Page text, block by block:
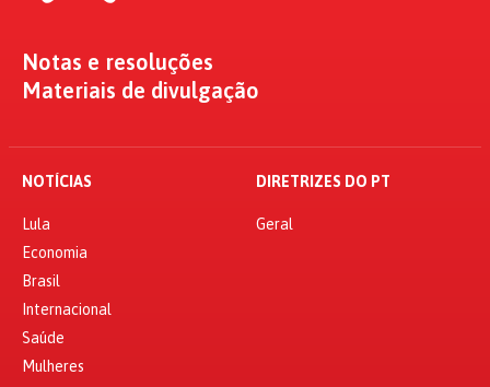
Notas e resoluções
Materiais de divulgação
NOTÍCIAS
Lula
Economia
Brasil
Internacional
Saúde
Mulheres
DIRETRIZES DO PT
Geral